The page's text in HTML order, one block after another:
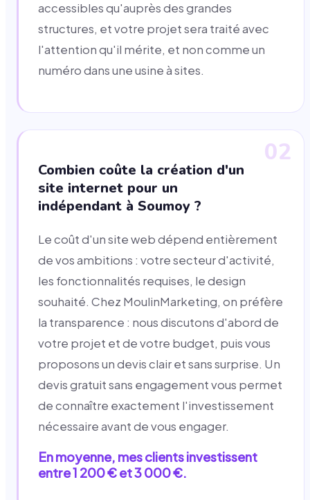
accessibles qu'auprès des grandes
structures, et votre projet sera traité avec
l'attention qu'il mérite, et non comme un
numéro dans une usine à sites.
02
Combien coûte la création d'un
site internet pour un
indépendant à Soumoy ?
Le coût d'un site web dépend entièrement
de vos ambitions : votre secteur d'activité,
les fonctionnalités requises, le design
souhaité. Chez MoulinMarketing, on préfère
la transparence : nous discutons d'abord de
votre projet et de votre budget, puis vous
proposons un devis clair et sans surprise. Un
devis gratuit sans engagement vous permet
de connaître exactement l'investissement
nécessaire avant de vous engager.
En moyenne, mes clients investissent
entre 1 200 € et 3 000 €.